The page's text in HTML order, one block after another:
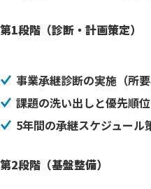
第1段階（診断・計画策定）
事業承継診断の実施（所要
課題の洗い出しと優先順
5年間の承継スケジュール
第2段階（基盤整備）